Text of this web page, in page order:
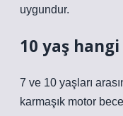
uygundur.
10 yaş
7 ve 10 yaşları
karmaşık motor